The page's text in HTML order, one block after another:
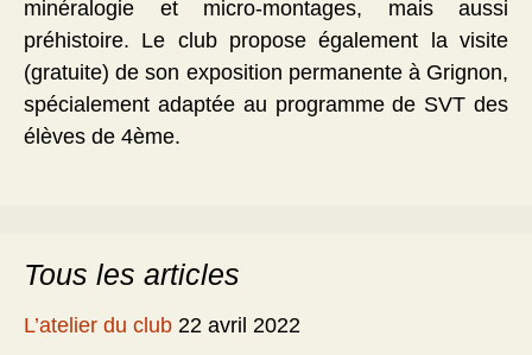
minéralogie et micro-montages, mais aussi
préhistoire. Le club propose également la visite
(gratuite) de son exposition permanente à Grignon,
spécialement adaptée au programme de SVT des
élèves de 4ème.
Tous les articles
L’atelier du club 22 avril 2022